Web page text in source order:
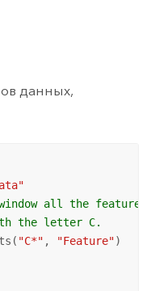
данных,
all the feature
the letter C.
"C*" , "Feature"